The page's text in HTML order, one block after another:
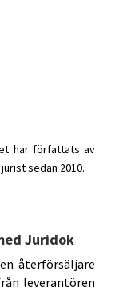
har författats av
sedan 2010.
Juridok
återförsäljare
leverantören